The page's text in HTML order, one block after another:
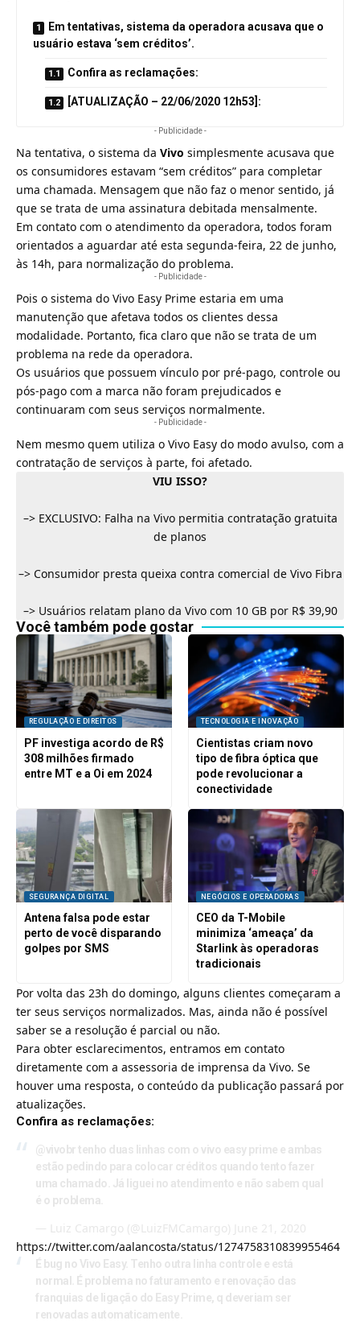
Em tentativas, sistema da operadora acusava que o
usuário estava ‘sem créditos’.
Confira as reclamações:
[ATUALIZAÇÃO – 22/06/2020 12h53]:
- Publicidade -
Na tentativa, o sistema da Vivo simplesmente acusava que
os consumidores estavam “sem créditos” para completar
uma chamada. Mensagem que não faz o menor sentido, já
que se trata de uma assinatura debitada mensalmente.
Em contato com o atendimento da operadora, todos foram
orientados a aguardar até esta segunda-feira, 22 de junho,
às 14h, para normalização do problema.
- Publicidade -
Pois o sistema do Vivo Easy Prime estaria em uma
manutenção que afetava todos os clientes dessa
modalidade. Portanto, fica claro que não se trata de um
problema na rede da operadora.
Os usuários que possuem vínculo por pré-pago, controle ou
pós-pago com a marca não foram prejudicados e
continuaram com seus serviços normalmente.
- Publicidade -
Nem mesmo quem utiliza o Vivo Easy do modo avulso, com a
contratação de serviços à parte, foi afetado.
VIU ISSO?
–> EXCLUSIVO: Falha na Vivo permitia contratação gratuita
de planos
–> Consumidor presta queixa contra comercial de Vivo Fibra
–> Usuários relatam plano da Vivo com 10 GB por R$ 39,90
Você também pode gostar
REGULAÇÃO E DIREITOS
PF investiga acordo de R$
308 milhões firmado
entre MT e a Oi em 2024
TECNOLOGIA E INOVAÇÃO
Cientistas criam novo
tipo de fibra óptica que
pode revolucionar a
conectividade
SEGURANÇA DIGITAL
Antena falsa pode estar
perto de você disparando
golpes por SMS
NEGÓCIOS E OPERADORAS
CEO da T-Mobile
minimiza ‘ameaça’ da
Starlink às operadoras
tradicionais
Por volta das 23h do domingo, alguns clientes começaram a
ter seus serviços normalizados. Mas, ainda não é possível
saber se a resolução é parcial ou não.
Para obter esclarecimentos, entramos em contato
diretamente com a assessoria de imprensa da Vivo. Se
houver uma resposta, o conteúdo da publicação passará por
atualizações.
Confira as reclamações:
@vivobrtenho duas linhas com o vivo easy prime e ambas
estão pedindo para colocar créditos quando tento fazer
uma chamado. Já liguei no atendimento e não sabem qual
é o problema.
— Luiz Camargo (@LuizFMCamargo)
June 21, 2020
https://twitter.com/aalancosta/status/1274758310839955464
É bug no Vivo Easy. Tenho outra linha controle e está
normal. É problema no faturamento e renovação das
franquias de ligação do Easy Prime, q deveriam ser
renovadas automaticamente.